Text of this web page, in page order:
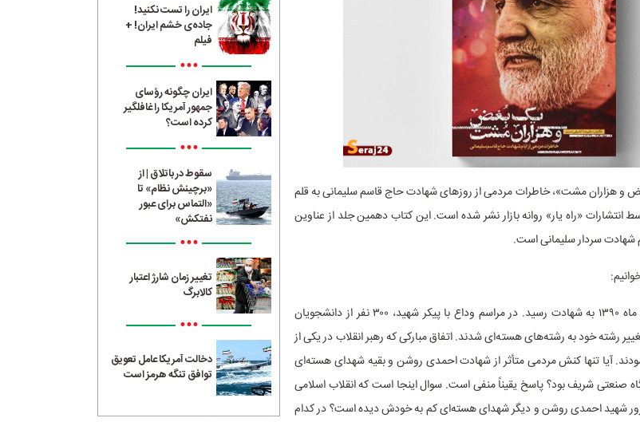
و هزاران مشت»، خاطرات مردمی از روزهای شهادت حاج قاسم سلیمانی به قلم
انتشارات «راه یار» روانه بازار نشر شده است. این کتاب دهمین جلد از عناوین
شهادت سردار سلیمانی است.
«مصطفی احمدی روشن ۲۱ دی ماه ۱۳۹۰ به شهادت رسید. در مراسم وداع با پیکر شهید، ۳۰۰ نفر از دانشجویان
رشته خود به رشته‌های هسته‌ای شدند. اتفاق مبارکی که رهبر انقلاب در یکی از
آیا تنها کنش مردمی متأثر از شهادت احمدی روشن و بقیه شهدای هسته‌ای
صنعتی شریف بود؟ پاسخ یقیناً منفی است. سوال اینجا است که انقلاب اسلامی
شهید احمدی روشن و دیگر شهدای هسته‌ای کم به خودش دیده است؟ در کدام
ایران را تست نکنید!
جاده‌ی خشم ایران! +
فیلم
•••
ایران چگونه رؤسای
جمهور آمریکا را غافلگیر
کرده است؟
•••
سقوط در باتلاق | از
«برچینش نظام» تا
«التماس برای عبور
نفتکش»
•••
تغییر زمان شارژ اعتبار
کالابرگ
•••
دخالت آمریکا عامل تعویق
توافق تنگه هرمز است